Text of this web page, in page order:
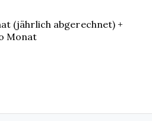
(jährlich abgerechnet) +
Monat